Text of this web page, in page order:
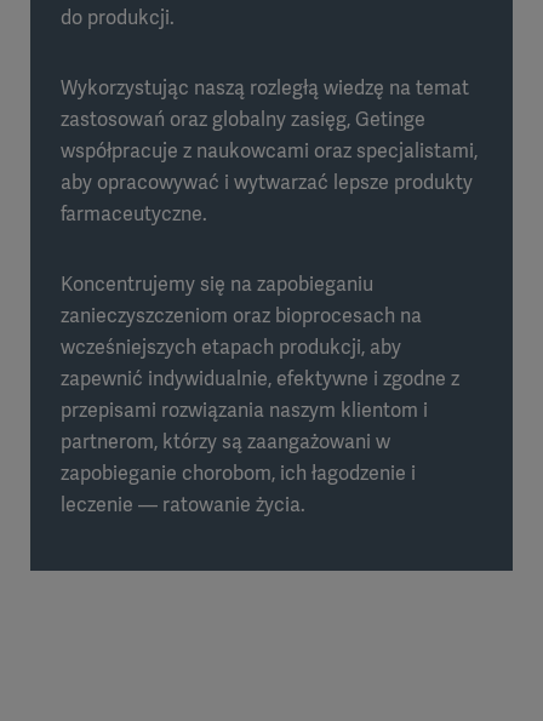
do produkcji.
Wykorzystując naszą rozległą wiedzę na temat
zastosowań oraz globalny zasięg, Getinge
współpracuje z naukowcami oraz specjalistami,
aby opracowywać i wytwarzać lepsze produkty
farmaceutyczne.
Koncentrujemy się na zapobieganiu
zanieczyszczeniom oraz bioprocesach na
wcześniejszych etapach produkcji, aby
zapewnić indywidualnie, efektywne i zgodne z
przepisami rozwiązania naszym klientom i
partnerom, którzy są zaangażowani w
zapobieganie chorobom, ich łagodzenie i
leczenie — ratowanie życia.